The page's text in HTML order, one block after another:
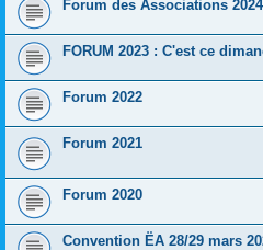
Forum des Associations 2024
FORUM 2023 : C'est ce
Forum 2022
Forum 2021
Forum 2020
Convention ËA 28/29 mars